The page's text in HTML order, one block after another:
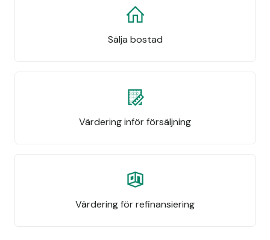
Sälja bostad
Värdering inför försäljning
Värdering för refinansiering